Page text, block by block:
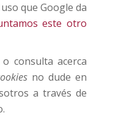
que Google da
este otro
consulta acerca
no dude en
a través de